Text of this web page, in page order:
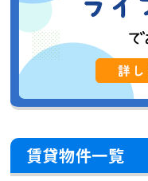
賃貸物件一覧